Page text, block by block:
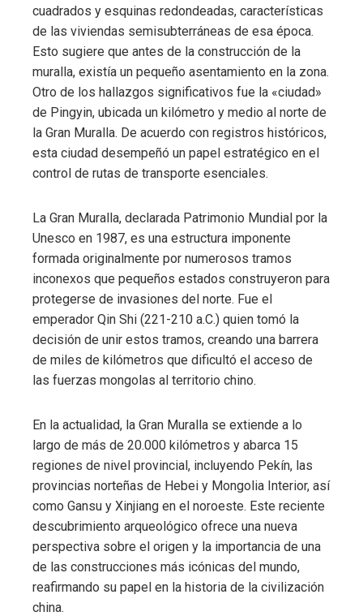
cuadrados y esquinas redondeadas, características
de las viviendas semisubterráneas de esa época.
Esto sugiere que antes de la construcción de la
muralla, existía un pequeño asentamiento en la zona.
Otro de los hallazgos significativos fue la «ciudad»
de Pingyin, ubicada un kilómetro y medio al norte de
la Gran Muralla. De acuerdo con registros históricos,
esta ciudad desempeñó un papel estratégico en el
control de rutas de transporte esenciales.
La Gran Muralla, declarada Patrimonio Mundial por la
Unesco en 1987, es una estructura imponente
formada originalmente por numerosos tramos
inconexos que pequeños estados construyeron para
protegerse de invasiones del norte. Fue el
emperador Qin Shi (221-210 a.C.) quien tomó la
decisión de unir estos tramos, creando una barrera
de miles de kilómetros que dificultó el acceso de
las fuerzas mongolas al territorio chino.
En la actualidad, la Gran Muralla se extiende a lo
largo de más de 20.000 kilómetros y abarca 15
regiones de nivel provincial, incluyendo Pekín, las
provincias norteñas de Hebei y Mongolia Interior, así
como Gansu y Xinjiang en el noroeste. Este reciente
descubrimiento arqueológico ofrece una nueva
perspectiva sobre el origen y la importancia de una
de las construcciones más icónicas del mundo,
reafirmando su papel en la historia de la civilización
china.